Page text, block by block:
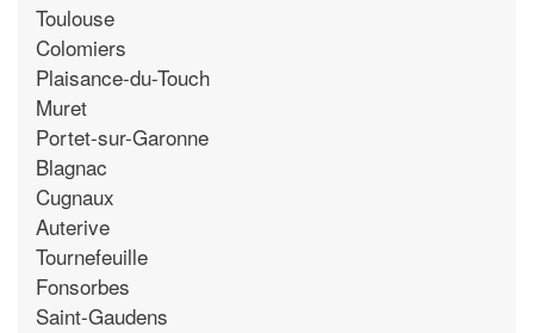
Toulouse
Colomiers
Plaisance-du-Touch
Muret
Portet-sur-Garonne
Blagnac
Cugnaux
Auterive
Tournefeuille
Fonsorbes
Saint-Gaudens